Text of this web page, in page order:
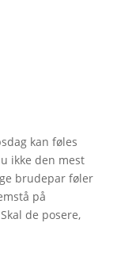
kan føles
ikke den mest
brudepar føler
på
de posere,